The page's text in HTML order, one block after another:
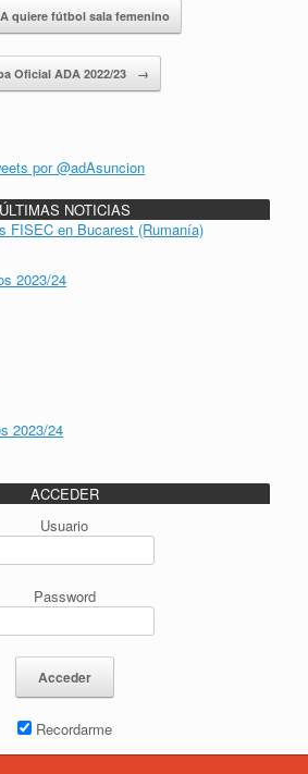
quiere fútbol sala femenino
Oficial ADA 2022/23 →
por @adAsuncion
ÚLTIMAS NOTICIAS
FISEC en Bucarest (Rumanía)
2023/24
2023/24
ACCEDER
Usuario
Password
Recordarme